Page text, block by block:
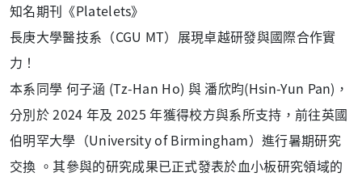
知名期刊《Platelets》
長庚大學醫技系（CGU MT）展現卓越研發與國際合作實
力！
本系同學 何子涵 (Tz-Han Ho) 與 潘欣昀(Hsin-Yun Pan)，
分別於 2024 年及 2025 年獲得校方與系所支持，前往英國
伯明罕大學（University of Birmingham）進行暑期研究
交換 。其參與的研究成果已正式發表於血小板研究領域的